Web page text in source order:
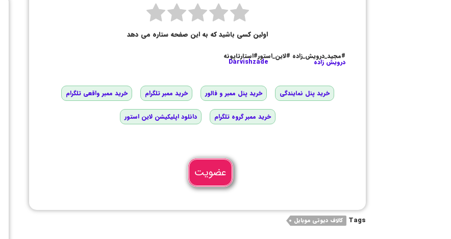
اولین کسی باشید که به این صفحه ستاره می دهد
#مجید_درویش_زاده #لاین_استور#استارتاپونه
درویش زاده Darvishzade
خرید پنل نمایندگی خرید پنل ممبر و فالور خرید ممبر تلگرام خرید ممبر واقعی تلگرام
خرید ممبر گروه تلگرام دانلود اپلیکیشن لاین استور
عضویت
Tags کالاف دیوتی موبایل